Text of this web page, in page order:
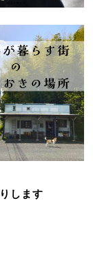
します